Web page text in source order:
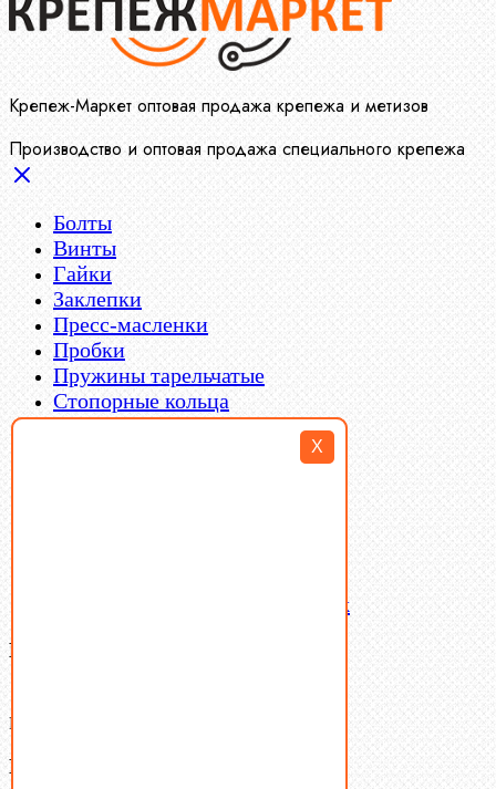
X
Крепеж-Маркет оптовая продажа крепежа и метизов
Производство и оптовая продажа специального крепежа
Болты
Винты
Гайки
Заклепки
Пресс-масленки
Пробки
Пружины тарельчатые
Стопорные кольца
Такелаж
Латунный и бронзовый крепеж
Ваша корзина
В корзине нет товаров.
Поиск